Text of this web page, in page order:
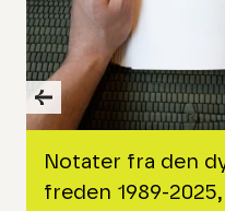
Notater fra den
freden 1989-
Skip to previous